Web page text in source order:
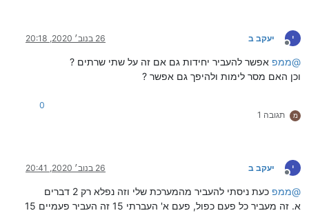
י
מנותק
יעקב ב 26 בנוב׳ 2020, 20:18
@ממפ אפשר להעביר יחידות גם אם זה על שתי שרתים ?
וכן האם מסר לימות ולהיפך גם אפשר ?
מ תגובה 1
0
י
מנותק
יעקב ב 26 בנוב׳ 2020, 20:41
@ממפ כעת ניסתי להעביר מהמערכת שלי וזה נפלא רק 2 דברים
א. זה מעביר כל פעם כפול, פעם א' העברתי 15 זה העביר פעמיים 15